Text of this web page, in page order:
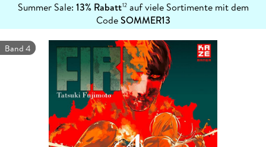
Summer Sale: 13% Rabatt12auf viele Sortimente mit dem
CodeSOMMER13
erfahren
Band 4